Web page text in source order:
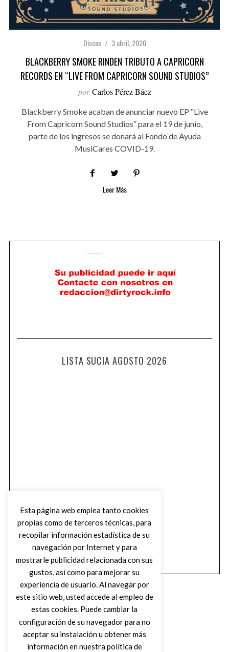
Discos 3 abril, 2020
BLACKBERRY SMOKE RINDEN TRIBUTO A CAPRICORN
RECORDS EN “LIVE FROM CAPRICORN SOUND STUDIOS”
por Carlos Pérez Báez
Blackberry Smoke acaban de anunciar nuevo EP “Live
From Capricorn Sound Studios” para el 19 de junio,
parte de los ingresos se donará al Fondo de Ayuda
MusiCares COVID-19.
Leer Más
LISTA SUCIA AGOSTO 2026
Esta página web emplea tanto cookies
propias como de terceros técnicas, para
recopilar información estadística de su
navegación por Internet y para
mostrarle publicidad relacionada con sus
gustos, así como para mejorar su
experiencia de usuario. Al navegar por
este sitio web, usted accede al empleo de
estas cookies. Puede cambiar la
configuración de su navegador para no
aceptar su instalación u obtener más
información en nuestra política de